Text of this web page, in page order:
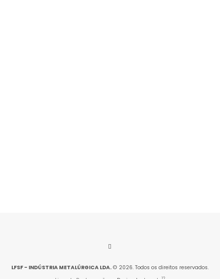
LFSF - INDÚSTRIA METALÚRGICA LDA. © 2026. Todos os direitos reservados.